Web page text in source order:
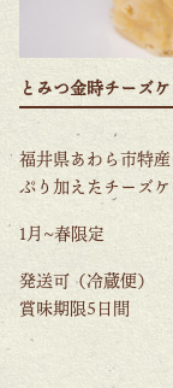
とみつ金時チーズ
福井県あわら市特
ぷり加えたチーズ
1月~春限定
発送可（冷蔵便）
賞味期限5日間